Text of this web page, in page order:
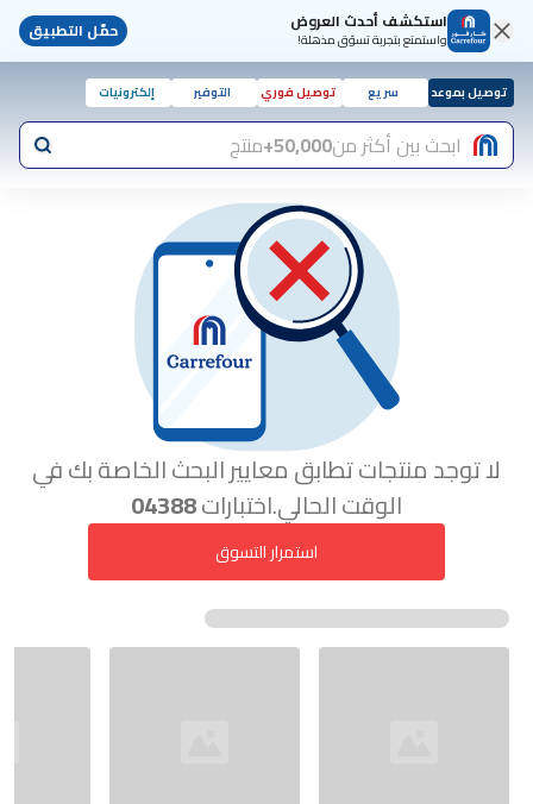
استكشف أحدث العروض
واستمتع بتجربة تسوّق مذهلة! حمّل التطبيق
توصيل بموعد سريع توصيل فوري التوفير إلكترونيات
ابحث بين أكثر من50,000+ منتج
لا توجد منتجات تطابق معايير البحث الخاصة بك في
الوقت الحالي.اختبارات04388
استمرار التسوق